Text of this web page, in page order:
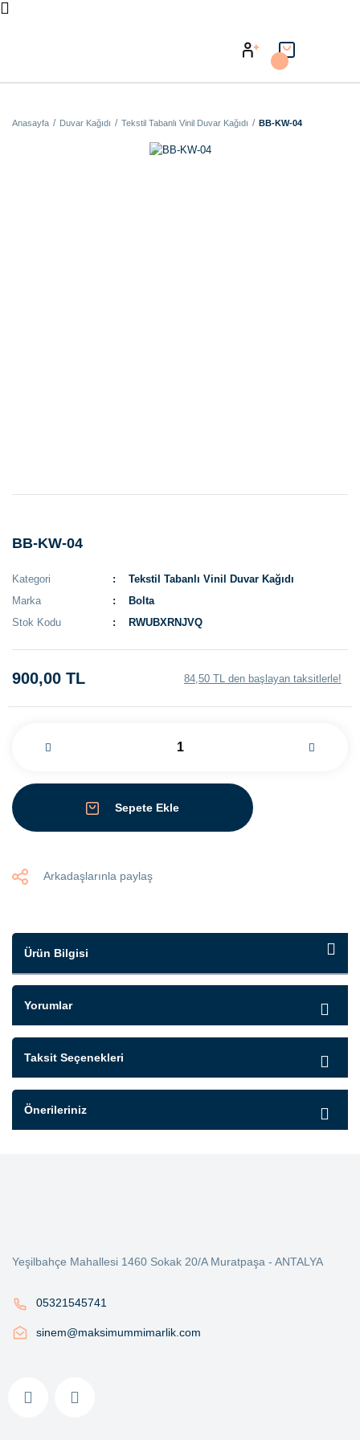
Anasayfa Duvar Kağıdı Tekstil Tabanlı Vinil Duvar Kağıdı BB-KW-04
BB-KW-04
Kategori
Tekstil Tabanlı Vinil Duvar Kağıdı
Marka
Bolta
Stok Kodu
RWUBXRNJVQ
900,00 TL 84,50 TL den başlayan taksitlerle!
Sepete Ekle
Arkadaşlarınla paylaş
Ürün Bilgisi
Yorumlar
Taksit Seçenekleri
Önerileriniz
Yeşilbahçe Mahallesi 1460 Sokak 20/A Muratpaşa - ANTALYA
05321545741
sinem@maksimummimarlik.com